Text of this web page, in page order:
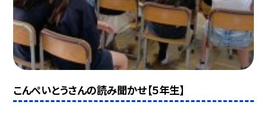
こんぺいとうさんの読み聞かせ【５年生】